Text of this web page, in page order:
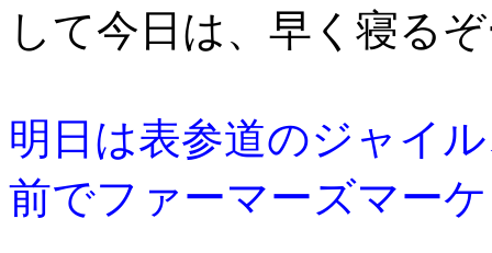
して今日は、早く寝る
明日は表参道のジャイ
前でファーマーズマー